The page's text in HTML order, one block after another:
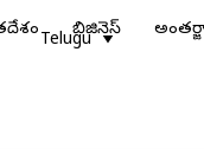
బిజినెస్
Telugu